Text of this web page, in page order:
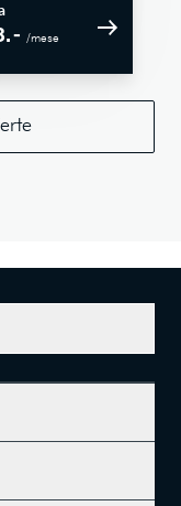
/mese